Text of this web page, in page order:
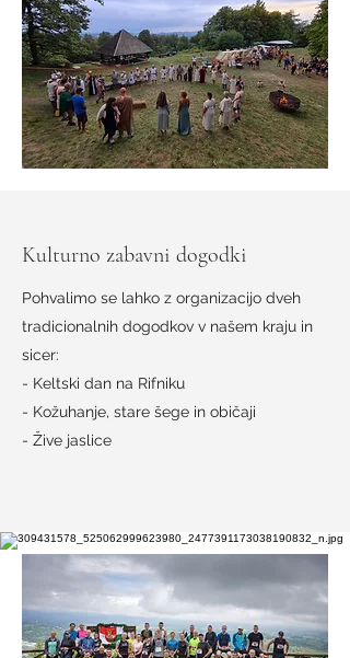
Kulturno zabavni dogodki
Pohvalimo se lahko z organizacijo dveh
tradicionalnih dogodkov v našem kraju in
sicer:
- Keltski dan na Rifniku
- Kožuhanje, stare šege in običaji
- Žive jaslice